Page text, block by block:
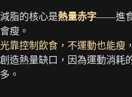
減脂的核心是熱量赤字——進食
會瘦。
光靠控制飲食，不運動也能瘦
創造熱量缺口，因為運動消耗
多。